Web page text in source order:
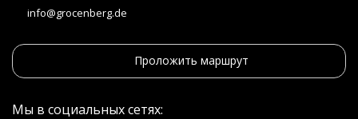
info@grocenberg.de
Проложить маршрут
Мы в социальных сетях: